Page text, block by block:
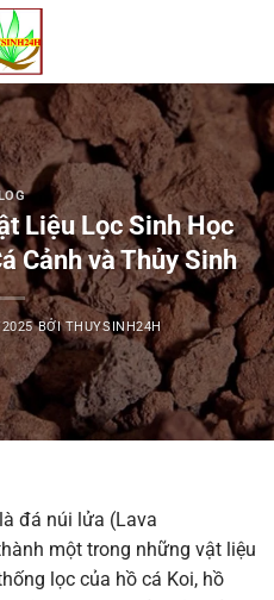
Liệu Lọc Sinh Học
Cảnh và Thủy Sinh
BỞITHUYSINH24H
đá núi lửa (Lava
một trong những vật liệu
lọc của hồ cá Koi, hồ